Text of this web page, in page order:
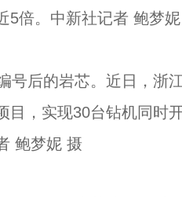
5倍。中新社记者 鲍梦
后的岩芯。近日，浙
目，实现30台钻机同时
鲍梦妮 摄